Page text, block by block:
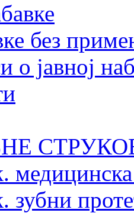
без
о јавној
медицинска
зубни